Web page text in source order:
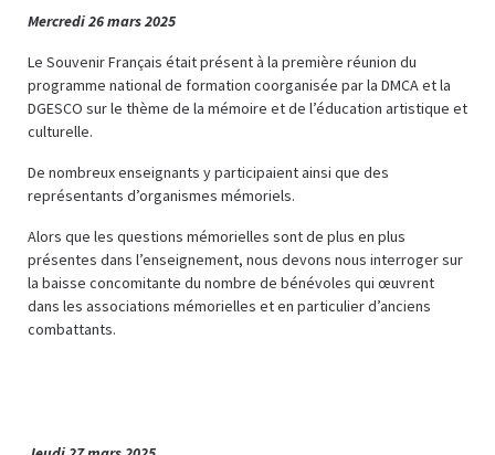
Mercredi 26 mars 2025
Le Souvenir Français était présent à la première réunion du
programme national de formation coorganisée par la DMCA et la
DGESCO sur le thème de la mémoire et de l’éducation artistique et
culturelle.
De nombreux enseignants y participaient ainsi que des
représentants d’organismes mémoriels.
Alors que les questions mémorielles sont de plus en plus
présentes dans l’enseignement, nous devons nous interroger sur
la baisse concomitante du nombre de bénévoles qui œuvrent
dans les associations mémorielles et en particulier d’anciens
combattants.